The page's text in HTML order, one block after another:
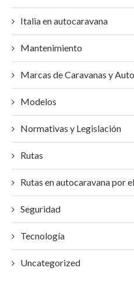
Italia en autocaravana
Mantenimiento
Marcas de Caravanas y
Modelos
Normativas y Legislación
Rutas
Rutas en autocaravana por
Seguridad
Tecnología
Uncategorized